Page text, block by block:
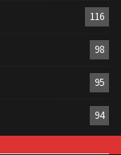
116
98
95
94